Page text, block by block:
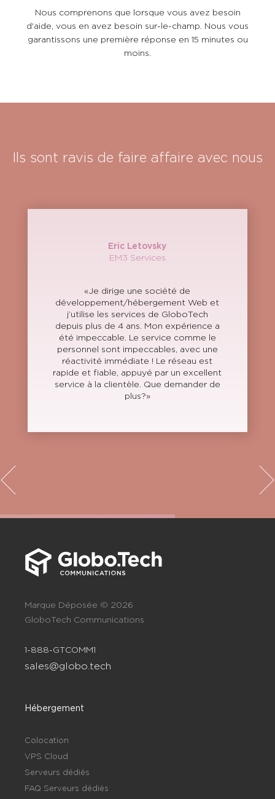
Nous comprenons que lorsque vous avez besoin
d'aide, vous en avez besoin sur-le-champ. Nous vous
garantissons une première réponse en 15 minutes ou
moins.
Ils sont ravis de faire affaire avec nous
Eric Letovsky
EM3 Services
«Je dirige une société de
développement/hébergement Web et
j’utilise les services de GloboTech
depuis plus de 4 ans. Mon expérience a
été impeccable. Le service comme le
personnel sont impeccables, avec une
réactivité immédiate ! Le réseau est
rapide et fiable, appuyé par un excellent
service à la clientèle. Que demander de
plus?»
Marque Déposée © 2026
GloboTech Communications
1-888-GTCOMM1
sales@globo.tech
Hébergement
Colocation
VPS Cloud
Serveurs dédiés
FAQ Serveurs dédiés